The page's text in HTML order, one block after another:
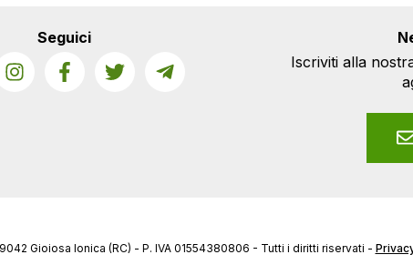
Seguici
Iscriviti alla
Gioiosa Ionica (RC) - P. IVA 01554380806 - Tutti i diritti riservati -